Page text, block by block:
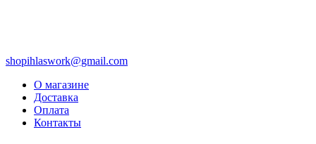
shopihlaswork@gmail.com
О магазине
Доставка
Оплата
Контакты